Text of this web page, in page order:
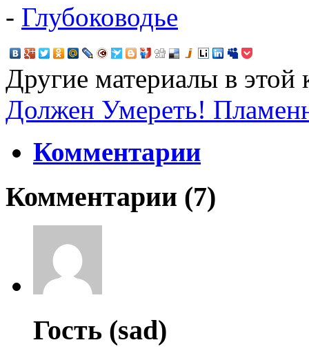
- Глубоководье
Другие материалы в этой
Должен Умереть!
Комментарии
Комментарии (7)
Гость (sad)